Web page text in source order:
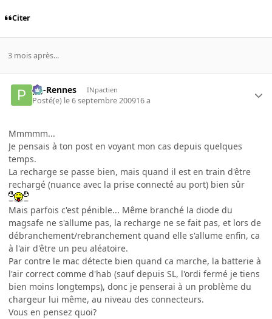
Citer
3 mois après...
pg-Rennes INpactien
Posté(e) le 6 septembre 200916 a
Mmmmm...
Je pensais à ton post en voyant mon cas depuis quelques
temps.
La recharge se passe bien, mais quand il est en train d'être
rechargé (nuance avec la prise connecté au port) bien sûr
Mais parfois c'est pénible... Même branché la diode du
magsafe ne s'allume pas, la recharge ne se fait pas, et lors de
débranchement/rebranchement quand elle s'allume enfin, ca
à l'air d'être un peu aléatoire.
Par contre le mac détecte bien quand ca marche, la batterie à
l'air correct comme d'hab (sauf depuis SL, l'ordi fermé je tiens
bien moins longtemps), donc je penserai à un problème du
chargeur lui même, au niveau des connecteurs.
Vous en pensez quoi?